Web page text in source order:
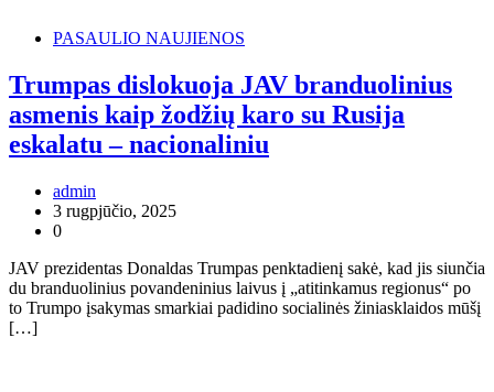
PASAULIO NAUJIENOS
Trumpas dislokuoja JAV branduolinius
asmenis kaip žodžių karo su Rusija
eskalatu – nacionaliniu
admin
3 rugpjūčio, 2025
0
JAV prezidentas Donaldas Trumpas penktadienį sakė, kad jis siunčia
du branduolinius povandeninius laivus į „atitinkamus regionus“ po
to Trumpo įsakymas smarkiai padidino socialinės žiniasklaidos mūšį
[…]